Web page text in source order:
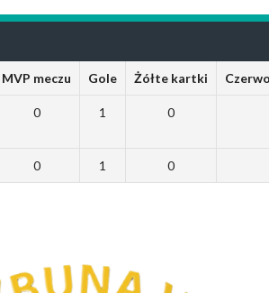
MVP meczu Gole Żółte kartki
0 1 0
0 1 0